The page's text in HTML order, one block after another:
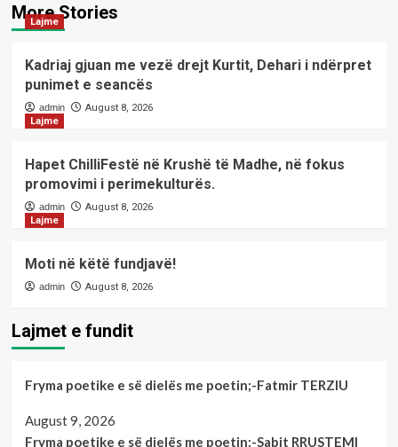
More Stories
Lajme
Kadriaj gjuan me vezë drejt Kurtit, Dehari i ndërpret
punimet e seancës
admin
August 8, 2026
Lajme
Hapet ChilliFestë në Krushë të Madhe, në fokus
promovimi i perimekulturës.
admin
August 8, 2026
Lajme
Moti në këtë fundjavë!
admin August 8, 2026
Lajmet e fundit
Fryma poetike e së dielës me poetin;-Fatmir TERZIU
August 9, 2026
Fryma poetike e së dielës me poetin;-Sabit RRUSTEMI